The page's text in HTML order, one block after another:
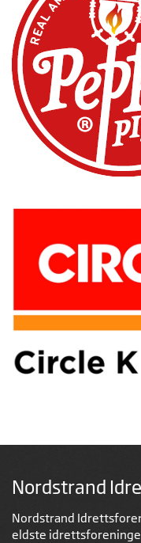
Nordstrand
Nordstrand
eldste